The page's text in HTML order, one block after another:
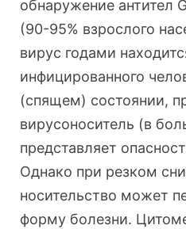
обнаружение антител
(90-95% взрослого
вирус годами
инфицированного
(спящем) состоянии,
вирусоноситель (в
представляет
Однако при резком
носительство может
форму болезни.